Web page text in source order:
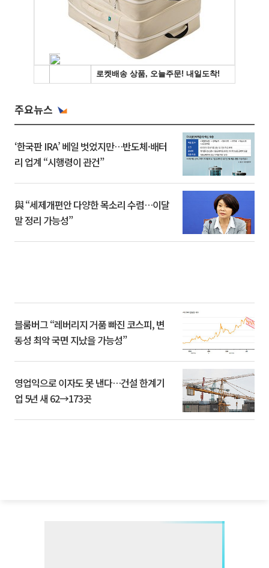
주요뉴스
‘한국판 IRA’ 베일 벗었지만…반도체·배터
리 업계 “시행령이 관건”
與 “세제개편안 다양한 목소리 수렴…이달
말 정리 가능성”
블룸버그 “레버리지 거품 빠진 코스피, 변
동성 최악 국면 지났을 가능성”
영업익으로 이자도 못 낸다…건설 한계기
업 5년 새 62→173곳